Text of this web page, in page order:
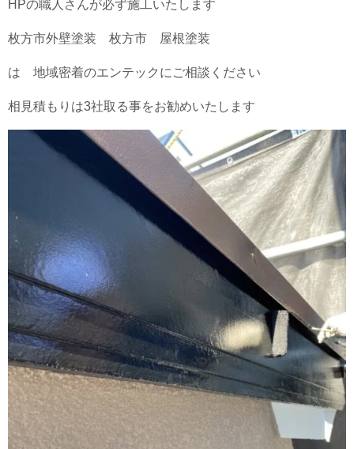
HPの職人さんが必ず施工いたします
枚方市外壁塗装 枚方市 屋根塗装
は 地域密着のエンテックにご相談ください
相見積もりは3社取る事をお勧めいたします